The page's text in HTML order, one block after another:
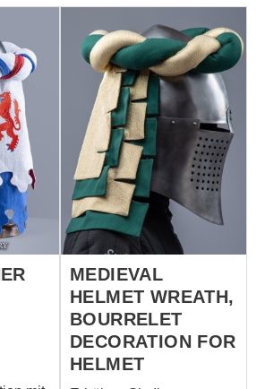
MEDIEVAL
HELMET WREATH,
BOURRELET
DECORATION FOR
HELMET